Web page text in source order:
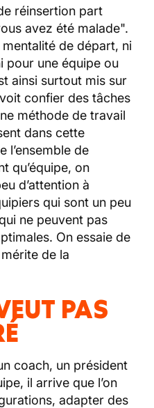
réinsertion part
avez été malade".
mentalité de départ, ni
pour une équipe ou
ainsi surtout mis sur
confier des tâches
méthode de travail
dans cette
l’ensemble de
qu’équipe, on
d’attention à
qui sont un peu
ne peuvent pas
On essaie de
de la
PAS
coach, un président
il arrive que l’on
adapter des